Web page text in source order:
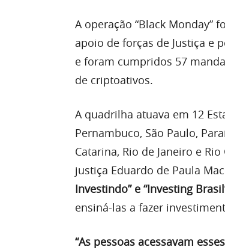
A operação “Black Monday”
apoio de forças de Justiça e
e foram cumpridos 57
de criptoativos.
A quadrilha atuava em 12
Pernambuco, São Paulo,
Catarina, Rio de Janeiro e
justiça Eduardo de Paula
Investindo” e “Investing
ensiná-las a fazer
“As pessoas acessavam